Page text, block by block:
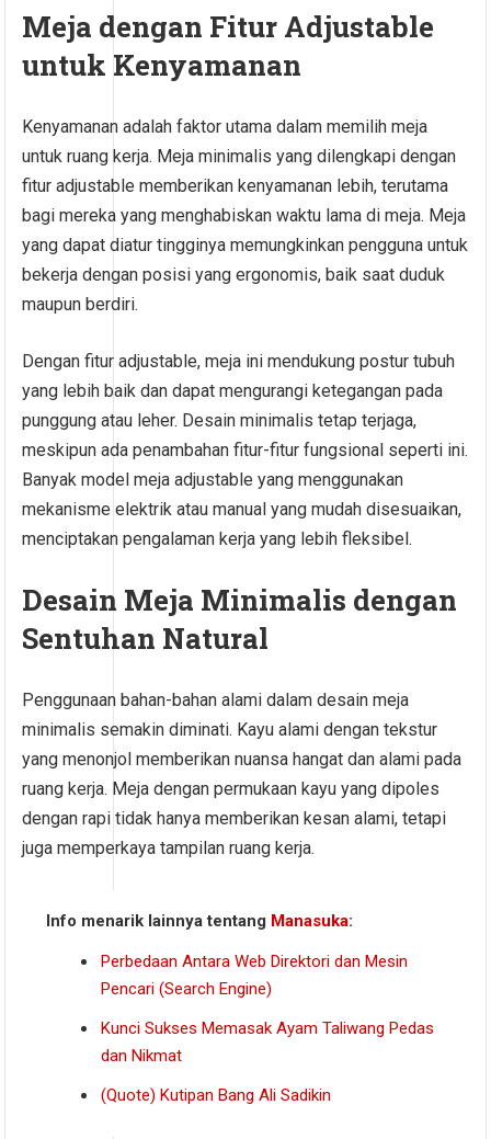
Meja dengan Fitur Adjustable
untuk Kenyamanan
Kenyamanan adalah faktor utama dalam memilih meja
untuk ruang kerja. Meja minimalis yang dilengkapi dengan
fitur adjustable memberikan kenyamanan lebih, terutama
bagi mereka yang menghabiskan waktu lama di meja. Meja
yang dapat diatur tingginya memungkinkan pengguna untuk
bekerja dengan posisi yang ergonomis, baik saat duduk
maupun berdiri.
Dengan fitur adjustable, meja ini mendukung postur tubuh
yang lebih baik dan dapat mengurangi ketegangan pada
punggung atau leher. Desain minimalis tetap terjaga,
meskipun ada penambahan fitur-fitur fungsional seperti ini.
Banyak model meja adjustable yang menggunakan
mekanisme elektrik atau manual yang mudah disesuaikan,
menciptakan pengalaman kerja yang lebih fleksibel.
Desain Meja Minimalis dengan
Sentuhan Natural
Penggunaan bahan-bahan alami dalam desain meja
minimalis semakin diminati. Kayu alami dengan tekstur
yang menonjol memberikan nuansa hangat dan alami pada
ruang kerja. Meja dengan permukaan kayu yang dipoles
dengan rapi tidak hanya memberikan kesan alami, tetapi
juga memperkaya tampilan ruang kerja.
Info menarik lainnya tentang Manasuka:
Perbedaan Antara Web Direktori dan Mesin
Pencari (Search Engine)
Kunci Sukses Memasak Ayam Taliwang Pedas
dan Nikmat
(Quote) Kutipan Bang Ali Sadikin